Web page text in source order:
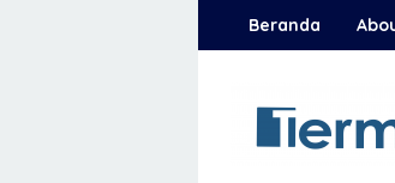
Loncat
ke
Beranda